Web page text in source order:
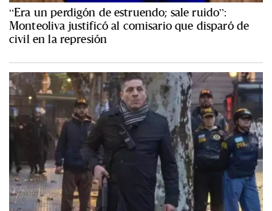
“Era un perdigón de estruendo; sale ruido”:
Monteoliva justificó al comisario que disparó de
civil en la represión